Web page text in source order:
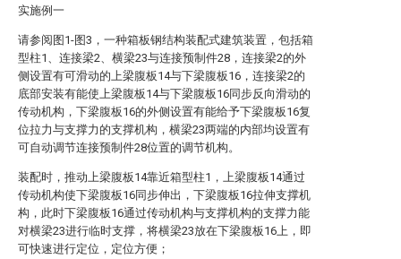
实施例一
请参阅图1-图3，一种箱板钢结构装配式建筑装置，包括箱
型柱1、连接梁2、横梁23与连接预制件28，连接梁2的外
侧设置有可滑动的上梁腹板14与下梁腹板16，连接梁2的
底部安装有能使上梁腹板14与下梁腹板16同步反向滑动的
传动机构，下梁腹板16的外侧设置有能给予下梁腹板16复
位拉力与支撑力的支撑机构，横梁23两端的内部均设置有
可自动调节连接预制件28位置的调节机构。
装配时，推动上梁腹板14靠近箱型柱1，上梁腹板14通过
传动机构使下梁腹板16同步伸出，下梁腹板16拉伸支撑机
构，此时下梁腹板16通过传动机构与支撑机构的支撑力能
对横梁23进行临时支撑，将横梁23放在下梁腹板16上，即
可快速进行定位，定位方便；